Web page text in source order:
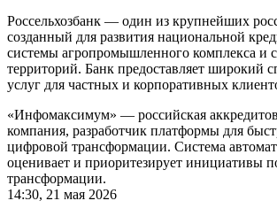
Россельхозбанк — один из крупнейших
созданный для развития национальной
системы агропромышленного комплекса и
территорий. Банк предоставляет широкий
услуг для частных и корпоративных
«Инфомаксимум» — российская
компания, разработчик платформы для
цифровой трансформации. Система
оценивает и приоритезирует инициативы
трансформации.
14:30, 21 мая 2026